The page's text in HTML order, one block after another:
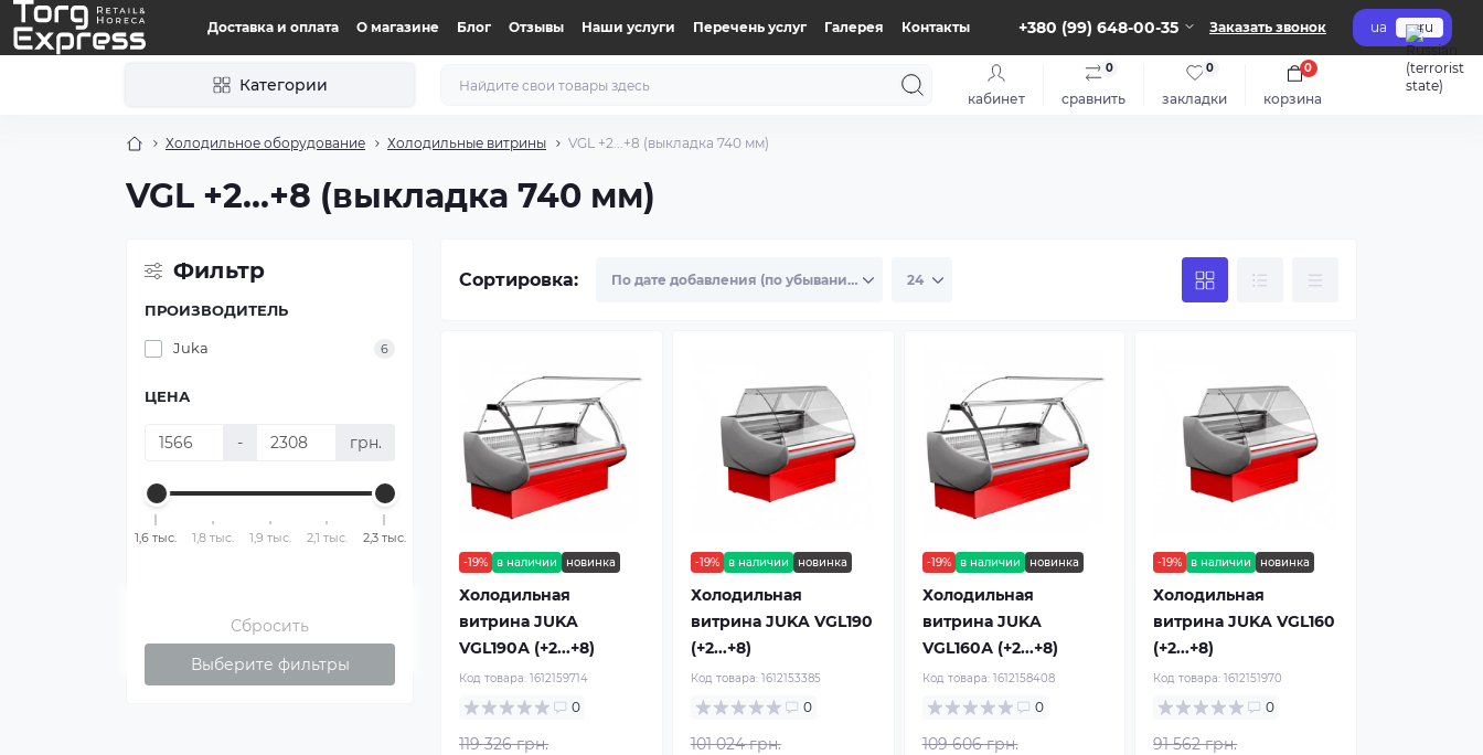
Доставка и оплата О магазине Блог Отзывы Наши услуги Перечень услуг Галерея Контакты +380 (99) 648-00-35 Заказать звонок ua ru
Категории
кабинет сравнить
0
закладки
0
корзина
0
Холодильное оборудование Холодильные витрины VGL +2...+8 (выкладка 740 мм)
VGL +2...+8 (выкладка 740 мм)
Фильтр
ПРОИЗВОДИТЕЛЬ
Juka 6
ЦЕНА
- грн.
1,6 тыс. 1,8 тыс. 1,9 тыс. 2,1 тыс. 2,3 тыс.
Сбросить
Выберите фильтры
Сортировка:
-19% в наличии новинка
Холодильная
витрина JUKA
VGL190А (+2...+8)
Код товара: 1612159714
0
119 326 грн.
-19% в наличии новинка
Холодильная
витрина JUKA VGL190
(+2...+8)
Код товара: 1612153385
0
101 024 грн.
-19% в наличии новинка
Холодильная
витрина JUKA
VGL160А (+2...+8)
Код товара: 1612158408
0
109 606 грн.
-19% в наличии новинка
Холодильная
витрина JUKA VGL160
(+2...+8)
Код товара:1612151970
0
91 562 грн.